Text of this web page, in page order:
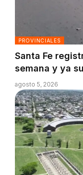
PROVINCIALES
Santa Fe
semana y ya
agosto 5, 2026